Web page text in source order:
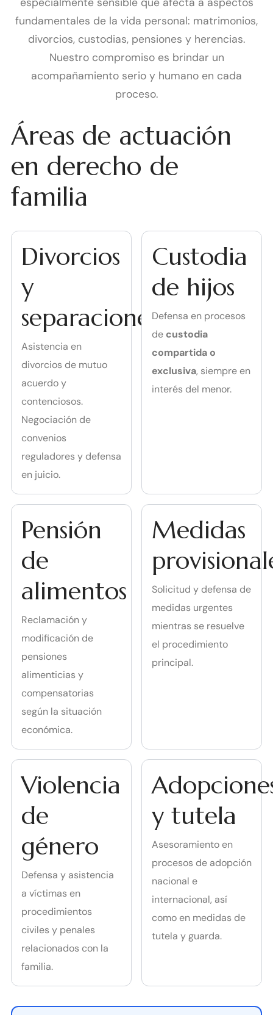
fundamentales de la vida personal: matrimonios,
divorcios, custodias, pensiones y herencias.
Nuestro compromiso es brindar un
acompañamiento serio y humano en cada
proceso.
Áreas de actuación
en derecho de
familia
Divorcios
y
separaciones
Asistencia en
divorcios de mutuo
acuerdo y
contenciosos.
Negociación de
convenios
reguladores y defensa
en juicio.
Custodia
de hijos
Defensa en procesos
de custodia
compartida o
exclusiva, siempre en
interés del menor.
Pensión
de
alimentos
Reclamación y
modificación de
pensiones
alimenticias y
compensatorias
según la situación
económica.
Medidas
Solicitud y defensa de
medidas urgentes
mientras se resuelve
el procedimiento
principal.
Violencia
de
género
Defensa y asistencia
a víctimas en
procedimientos
civiles y penales
relacionados con la
familia.
y tutela
Asesoramiento en
procesos de adopción
nacional e
internacional, así
como en medidas de
tutela y guarda.